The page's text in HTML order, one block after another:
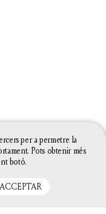
per a permetre la
Pots obtenir més
botó.
ACCEPTAR